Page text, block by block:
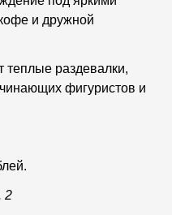
и дружной
теплые раздевалки,
фигуристов и
2